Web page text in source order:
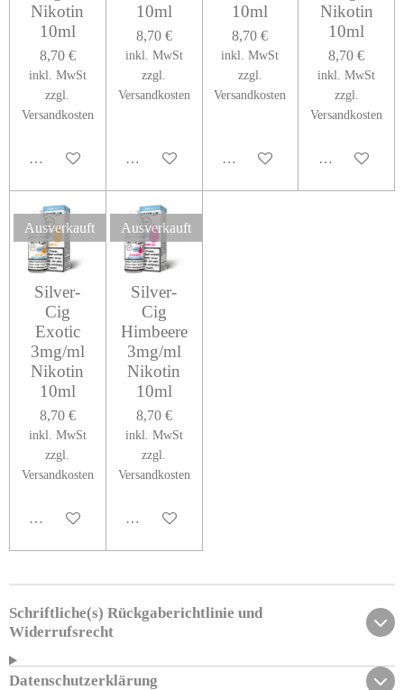
Nikotin
10ml
8,70 €
inkl. MwSt
zzgl.
Versandkosten
In den Warenkorb
10ml
8,70 €
inkl. MwSt
zzgl.
Versandkosten
Bei Verfügbarkeit benachrichtigen
10ml
8,70 €
inkl. MwSt
zzgl.
Versandkosten
Bei Verfügbarkeit
Nikotin
10ml
8,70 €
inkl. MwSt
zzgl.
Versandkosten
Bei
Ausverkauft
Silver-
Cig
Exotic
3mg/ml
Nikotin
10ml
8,70 €
inkl. MwSt
zzgl.
Versandkosten
Bei Verfügbarkeit benachrichtigen
Ausverkauft
Silver-
Cig
Himbeere
3mg/ml
Nikotin
10ml
8,70 €
inkl. MwSt
zzgl.
Versandkosten
Bei Verfügbarkeit benachrichtigen
Schriftliche(s) Rückgaberichtlinie und
Widerrufsrecht
Datenschutzerklärung